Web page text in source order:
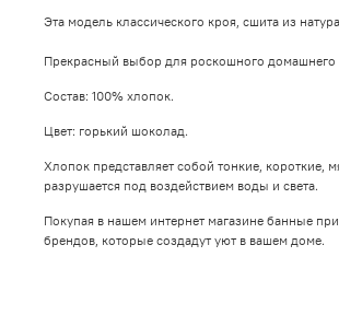
Эта модель классического кроя, сшита из
Прекрасный выбор для роскошного домашнего
Состав: 100% хлопок.
Цвет: горький шоколад.
Хлопок представляет собой тонкие, короткие,
разрушается под воздействием воды и света.
Покупая в нашем интернет магазине банные
брендов, которые создадут уют в вашем доме.